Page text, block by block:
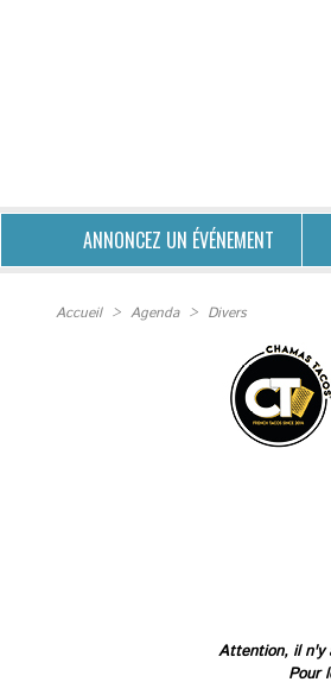
ANNONCEZ UN ÉVÉNEMENT
Accueil > Agenda > Divers
Attention, il n'y
Pour